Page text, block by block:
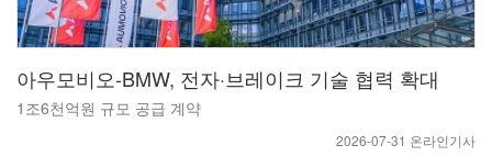
아우모비오-BMW, 전자·브레이크 기술 협력 확대
1조6천억원 규모 공급 계약
2026-07-31 온라인기사